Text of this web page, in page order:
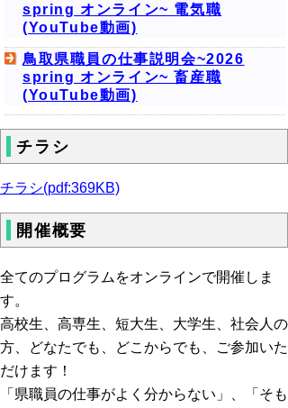
spring オンライン~ 電気職
(YouTube動画)
鳥取県職員の仕事説明会~2026
spring オンライン~ 畜産職
(YouTube動画)
チラシ
チラシ(pdf:369KB)
開催概要
全てのプログラムをオンラインで開催しま
す。
高校生、高専生、短大生、大学生、社会人の
方、どなたでも、どこからでも、ご参加いた
だけます！
「県職員の仕事がよく分からない」、「そも